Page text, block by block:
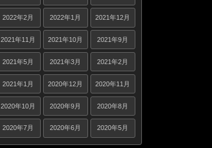
2022年2月 2022年1月 2021年12月
2021年11月 2021年10月 2021年9月
2021年5月 2021年3月 2021年2月
2021年1月 2020年12月 2020年11月
2020年10月 2020年9月 2020年8月
2020年7月 2020年6月 2020年5月